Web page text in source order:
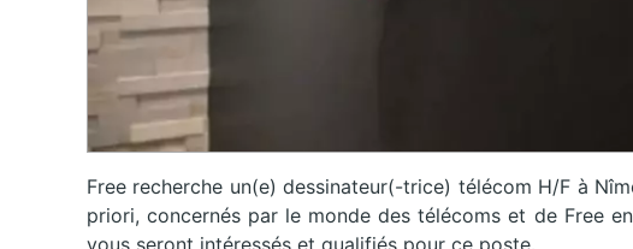
Free recherche un(e) dessinateur(-trice) télécom H/F à
priori, concernés par le monde des télécoms et de Free